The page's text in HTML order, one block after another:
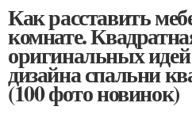
Как расставить
комнате.
оригинальных
дизайна спальни
(100 фото новинок)